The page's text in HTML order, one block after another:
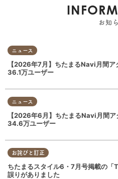
お知
ニュース
【2026年7月】ちたまるNavi月間
36.1万ユーザー
ニュース
【2026年6月】ちたまるNavi月間
34.6万ユーザー
お詫びと訂正
ちたまるスタイル6・7月号掲載の
誤りがありました